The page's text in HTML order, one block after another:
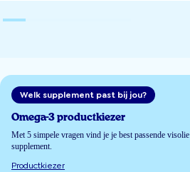
Welk supplement past bij jou?
Omega-3 productkiezer
Met 5 simpele vragen vind je je best passende visolie
supplement.
Productkiezer